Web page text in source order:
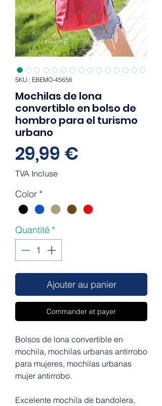
SKU : EBEMO-45656
Mochilas de lona
convertible en bolso de
hombro para el turismo
urbano
29,99 €
TVA Incluse
Color *
Quantité *
Ajouter au panier
Commander et payer
Bolsos de lona convertible en
mochila, mochilas urbanas antirrobo
para mujeres, mochilas urbanas
mujer antirrobo.
Excelente mochila de bandolera,